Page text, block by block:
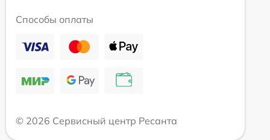
Способы оплаты
© 2026 Сервисный центр Ресанта